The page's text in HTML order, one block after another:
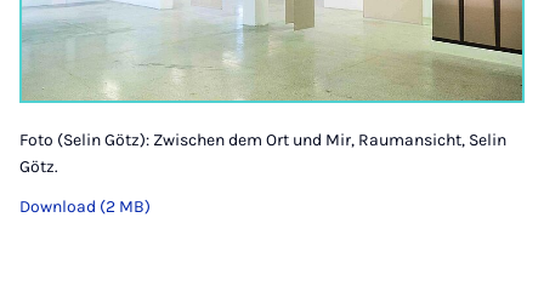
Foto (Selin Götz): Zwischen dem Ort und Mir, Raumansicht, Selin
Götz.
Download (2 MB)